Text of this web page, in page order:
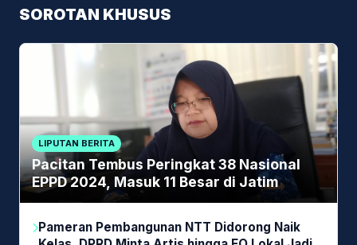
SOROTAN KHUSUS
LIPUTAN BERITA
Pacitan Tembus Peringkat 38 Nasional
EPPD 2024, Masuk 11 Besar di Jatim
Pameran Pembangunan NTT Didorong Naik